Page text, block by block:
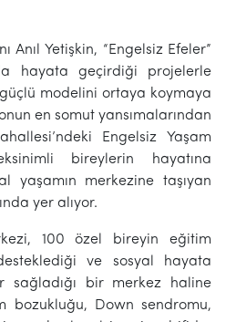
Anıl Yetişkin, “Engelsiz Efeler”
hayata geçirdiği projelerle
modelini ortaya koymaya
en somut yansımalarından
Engelsiz Yaşam
bireylerin hayatına
yaşamın merkezine taşıyan
yer alıyor.
100 özel bireyin eğitim
ve sosyal hayata
sağladığı bir merkez haline
bozukluğu, Down sendromu,